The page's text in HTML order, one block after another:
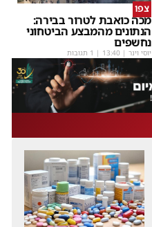
צפו
מכה כואבת לטרור בבירה:
הנתונים מהמבצע הביטחוני
נחשפים
יוסי וינר |
13:40 | 1 תגובות